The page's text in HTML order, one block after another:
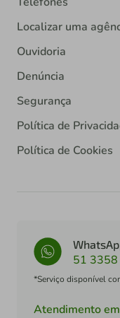
Localizar uma
Ouvidoria
Denúncia
Segurança
Política de
Política de Cookies
51
*Serviço disponível
Atendimento